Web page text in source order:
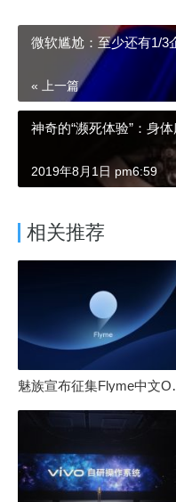
微软尴尬：至少还有1/3
« 上一篇
神奇的“濒死体验”：身
2019年8月1日 pm6:59
相关推荐
魅族宣布